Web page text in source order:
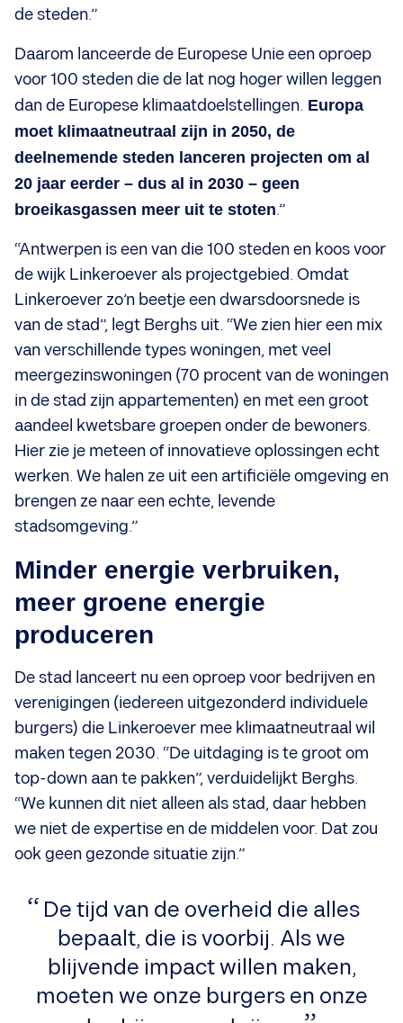
de steden.”
Daarom lanceerde de Europese Unie een oproep
voor 100 steden die de lat nog hoger willen leggen
dan de Europese klimaatdoelstellingen. Europa
moet klimaatneutraal zijn in 2050, de
deelnemende steden lanceren projecten om al
20 jaar eerder – dus al in 2030 – geen
broeikasgassen meer uit te stoten.”
“Antwerpen is een van die 100 steden en koos voor
de wijk Linkeroever als projectgebied. Omdat
Linkeroever zo’n beetje een dwarsdoorsnede is
van de stad”, legt Berghs uit. “We zien hier een mix
van verschillende types woningen, met veel
meergezinswoningen (70 procent van de woningen
in de stad zijn appartementen) en met een groot
aandeel kwetsbare groepen onder de bewoners.
Hier zie je meteen of innovatieve oplossingen echt
werken. We halen ze uit een artificiële omgeving en
brengen ze naar een echte, levende
stadsomgeving.”
Minder energie verbruiken,
meer groene energie
produceren
De stad lanceert nu een oproep voor bedrijven en
verenigingen (iedereen uitgezonderd individuele
burgers) die Linkeroever mee klimaatneutraal wil
maken tegen 2030. “De uitdaging is te groot om
top-down aan te pakken”, verduidelijkt Berghs.
“We kunnen dit niet alleen als stad, daar hebben
we niet de expertise en de middelen voor. Dat zou
ook geen gezonde situatie zijn.”
De tijd van de overheid die alles
bepaalt, die is voorbij. Als we
blijvende impact willen maken,
moeten we onze burgers en onze